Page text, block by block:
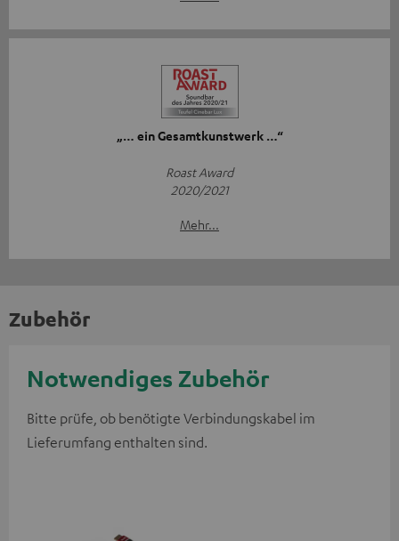
„… ein Gesamtkunstwerk …“
Roast Award
2020/2021
Mehr...
Zubehör
Notwendiges Zubehör
Bitte prüfe, ob benötigte Verbindungskabel im
Lieferumfang enthalten sind.